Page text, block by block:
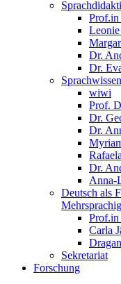
Prof.in
Dr.
Dr.
wiwi
Prof.
Dr.
Dr.
Dr.
Anna-
Deutsch als
Prof.in
Carla
Sekretariat
Forschung